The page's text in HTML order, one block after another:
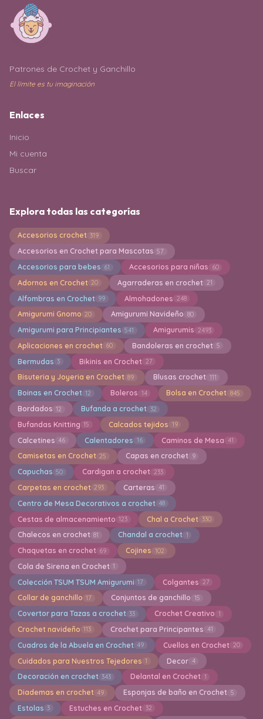
Patrones de Crochet y Ganchillo
El límite es tu imaginación
Enlaces
Inicio
Mi cuenta
Buscar
Explora todas las categorías
Accesorios crochet 319
Accesorios en Crochet para Mascotas 57
Accesorios para bebes 61 Accesorios para niñas 60
Adornos en Crochet 20 Agarraderas en crochet 21
Alfombras en Crochet 99 Almohadones 248
Amigurumi Gnomo 20 Amigurumi Navideño 80
Amigurumi para Principiantes 541 Amigurumis 2493
Aplicaciones en crochet 60 Bandoleras en crochet 5
Bermudas 3 Bikinis en Crochet 27
Bisuteria y Joyeria en Crochet 89 Blusas crochet 111
Boinas en Crochet 12 Boleros 14 Bolsa en Crochet 845
Bordados 12 Bufanda a crochet 32
Bufandas Knitting 15 Calcados tejidos 19
Calcetines 46 Calentadores 16 Caminos de Mesa 41
Camisetas en Crochet 25 Capas en crochet 9
Capuchas 50 Cardigan a crochet 233
Carpetas en crochet 293 Carteras 41
Centro de Mesa Decorativos a crochet 48
Cestas de almacenamiento 123 Chal a Crochet 330
Chalecos en crochet 81 Chandal a crochet 1
Chaquetas en crochet 69 Cojines 102
Cola de Sirena en Crochet 1
Colección TSUM TSUM Amigurumi 17 Colgantes 27
Collar de ganchillo 17 Conjuntos de ganchillo 15
Covertor para Tazas a crochet 33 Crochet Creativo 1
Crochet navideño 113 Crochet para Principantes 41
Cuadros de la Abuela en Crochet 49 Cuellos en Crochet 20
Cuidados para Nuestros Tejedores 1 Decor 4
Decoración en crochet 343 Delantal en Crochet 1
Diademas en crochet 49 Esponjas de baño en Crochet 5
Estolas 3 Estuches en Crochet 32